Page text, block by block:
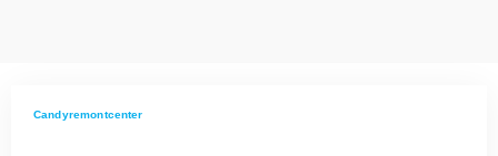
Для запуска процесса ремонта духового шкафа Candy FL 201 N
Candyremontcenter